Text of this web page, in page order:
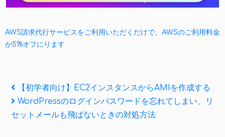
AWS請求代行サービスをご利用いただくだけで、AWSのご利用料金
が5%オフにります
投
稿
Previous
Post
【初学者向け】EC2インスタンスからAMIを作成する
Next
Post
WordPressのログインパスワードを忘れてしまい、リ
セットメールも飛ばないときの対処方法